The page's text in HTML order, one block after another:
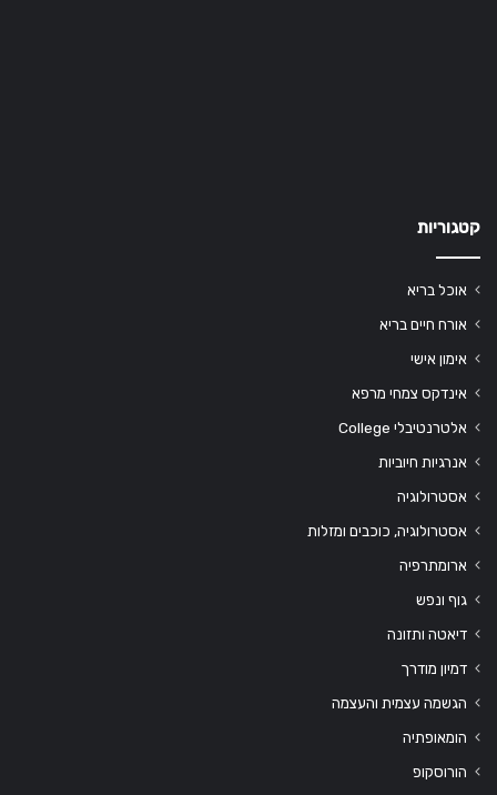
קטגוריות
אוכל בריא
אורח חיים בריא
אימון אישי
אינדקס צמחי מרפא
אלטרנטיבלי College
אנרגיות חיוביות
אסטרולוגיה
אסטרולוגיה, כוכבים ומזלות
ארומתרפיה
גוף ונפש
דיאטה ותזונה
דמיון מודרך
הגשמה עצמית והעצמה
הומאופתיה
הורוסקופ